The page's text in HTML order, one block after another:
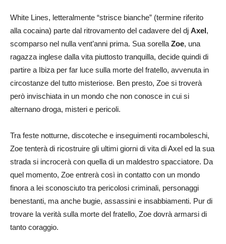
White Lines, letteralmente “strisce bianche” (termine riferito
alla cocaina) parte dal ritrovamento del cadavere del dj Axel,
scomparso nel nulla vent’anni prima. Sua sorella Zoe, una
ragazza inglese dalla vita piuttosto tranquilla, decide quindi di
partire a Ibiza per far luce sulla morte del fratello, avvenuta in
circostanze del tutto misteriose. Ben presto, Zoe si troverà
però invischiata in un mondo che non conosce in cui si
alternano droga, misteri e pericoli.
Tra feste notturne, discoteche e inseguimenti rocamboleschi,
Zoe tenterà di ricostruire gli ultimi giorni di vita di Axel ed la sua
strada si incrocerà con quella di un maldestro spacciatore. Da
quel momento, Zoe entrerà così in contatto con un mondo
finora a lei sconosciuto tra pericolosi criminali, personaggi
benestanti, ma anche bugie, assassini e insabbiamenti. Pur di
trovare la verità sulla morte del fratello, Zoe dovrà armarsi di
tanto coraggio.